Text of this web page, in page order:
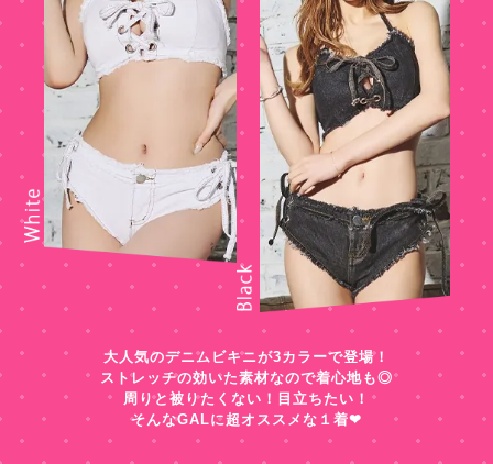
大人気のデニムビキニが3カラーで登場！
ストレッチの効いた素材なので着心地も◎
周りと被りたくない！目立ちたい！
そんなGALに超オススメな１着❤︎